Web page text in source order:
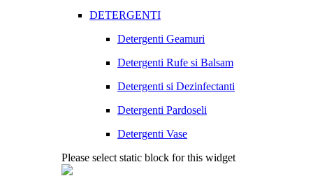
DETERGENTI
Detergenti Geamuri
Detergenti Rufe si Balsam
Detergenti si Dezinfectanti
Detergenti Pardoseli
Detergenti Vase
Please select static block for this widget